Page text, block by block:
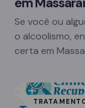
Se você ou
o alcoolismo,
certa em